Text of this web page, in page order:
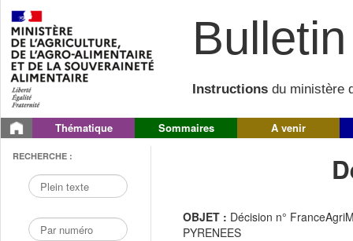
Instructions du ministère
Thématique Sommaires A venir
RECHERCHE :
OBJET : Décision n°
PYRENEES